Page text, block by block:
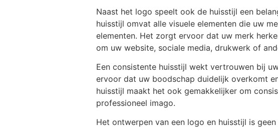
Naast het logo speelt ook de huisstijl een
huisstijl omvat alle visuele elementen die uw
elementen. Het zorgt ervoor dat uw merk
om uw website, sociale media, drukwerk of
Een consistente huisstijl wekt vertrouwen bij
ervoor dat uw boodschap duidelijk overkomt
huisstijl maakt het ook gemakkelijker om
professioneel imago.
Het ontwerpen van een logo en huisstijl is